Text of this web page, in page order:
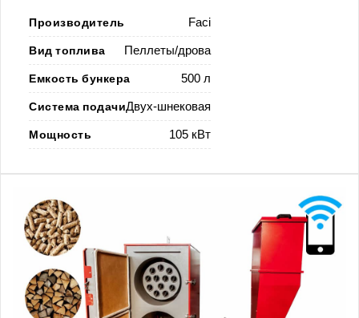
Производитель Faci
Вид топлива Пеллеты/дрова
Емкость бункера 500 л
Система подачиДвух-шнековая
Мощность 105 кВт